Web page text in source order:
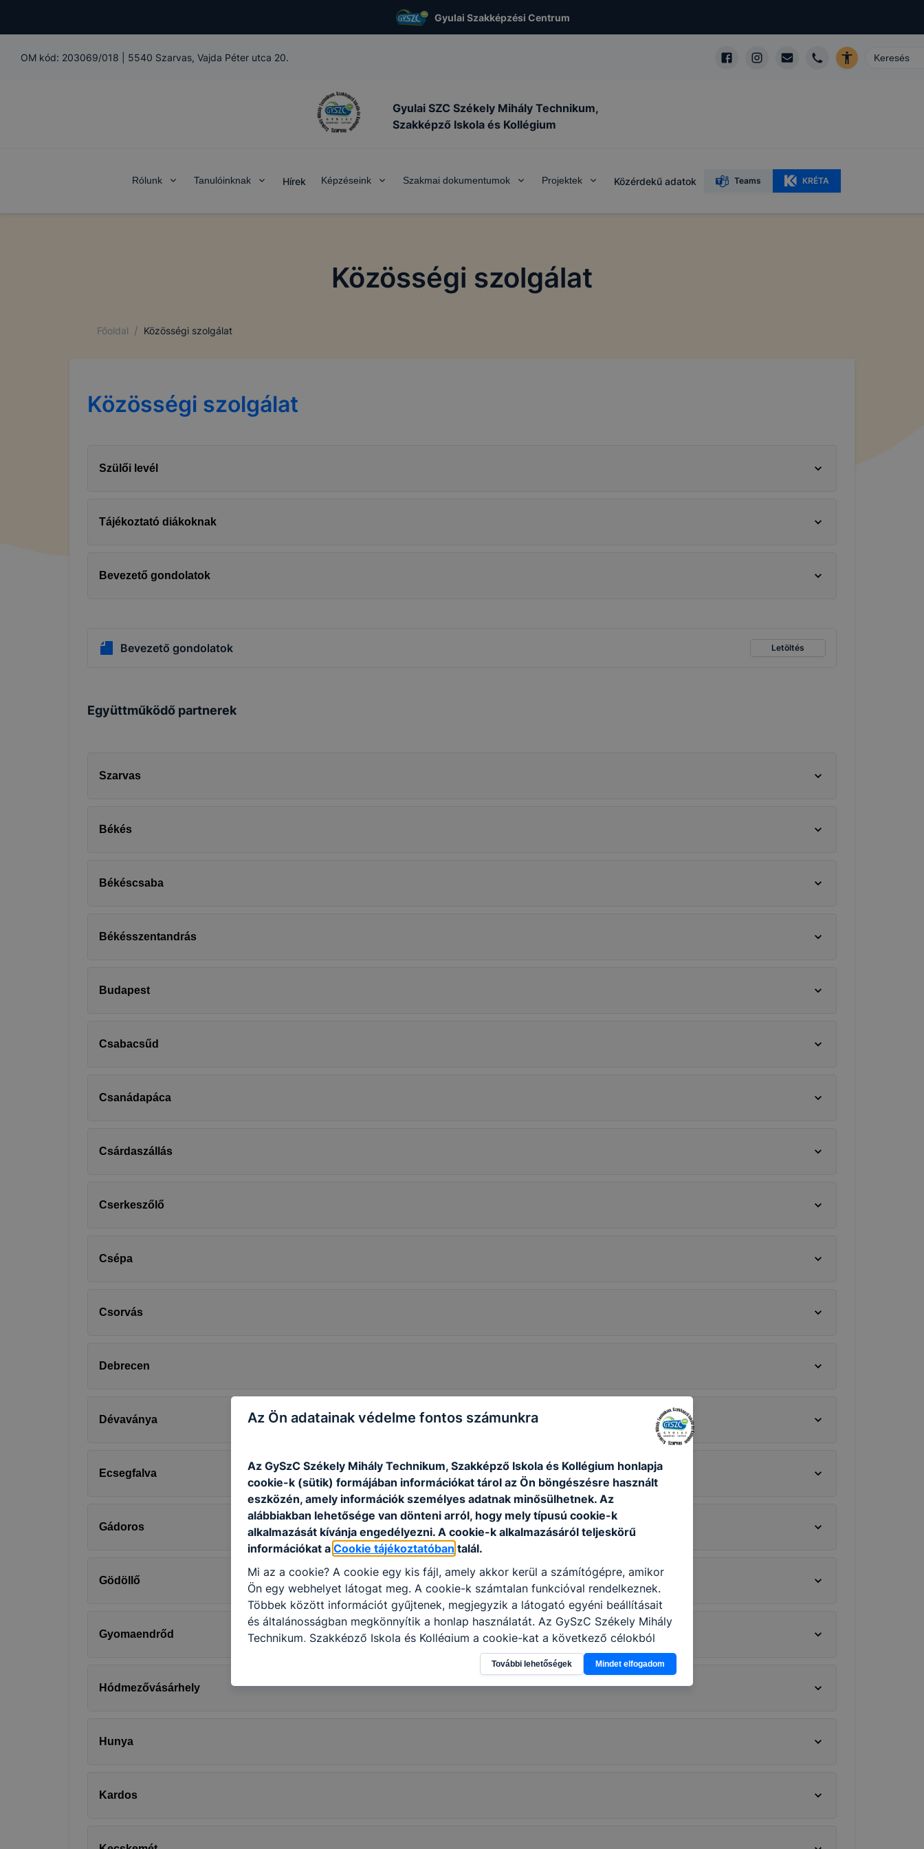
Gyulai Szakképzési Centrum
OM kód: 203069/018 5540 Szarvas, Vajda Péter utca 20.
Gyulai SZC Székely Mihály Technikum,
Szakképző Iskola és Kollégium
Rólunk Tanulóinknak Hírek Képzéseink Szakmai dokumentumok Projektek Közérdekű adatok Teams KRÉTA
Közösségi szolgálat
Főoldal / Közösségi szolgálat
Közösségi szolgálat
Szülői levél
Tájékoztató diákoknak
Bevezető gondolatok
Bevezető gondolatok Letöltés
Együttműködő partnerek
Szarvas
Békés
Békéscsaba
Békésszentandrás
Budapest
Csabacsűd
Csanádapáca
Csárdaszállás
Cserkeszőlő
Csépa
Csorvás
Debrecen
Dévaványa
Ecsegfalva
Gádoros
Gödöllő
Gyomaendrőd
Hódmezővásárhely
Hunya
Kardos
Az Ön adatainak védelme fontos számunkra
Az GySzC Székely Mihály Technikum, Szakképző Iskola és Kollégium honlapja
cookie-k (sütik) formájában információkat tárol az Ön böngészésre használt
eszközén, amely információk személyes adatnak minősülhetnek. Az
alábbiakban lehetősége van dönteni arról, hogy mely típusú cookie-k
alkalmazását kívánja engedélyezni. A cookie-k alkalmazásáról teljeskörű
információkat a Cookie tájékoztatóban talál.
Mi az a cookie? A cookie egy kis fájl, amely akkor kerül a számítógépre, amikor
Ön egy webhelyet látogat meg. A cookie-k számtalan funkcióval rendelkeznek.
Többek között információt gyűjtenek, megjegyzik a látogató egyéni beállításait
és általánosságban megkönnyítik a honlap használatát. Az GySzC Székely Mihály
Technikum, Szakképző Iskola és Kollégium a cookie-kat a következő célokból
használja: információ gyűjtése azzal kapcsolatban, hogyan használja Ön a
honlapot -annak felmérésével, hogy a honlap melyik részeit látogatja, vagy
használja leginkább, így megtudhatjuk, hogyan biztosítsunk Önnek még jobb
További lehetőségek Mindet elfogadom